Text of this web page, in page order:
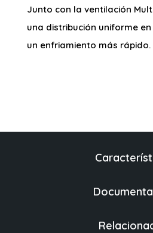
Junto con la ventilación
una distribución uniforme
un enfriamiento más rápido.